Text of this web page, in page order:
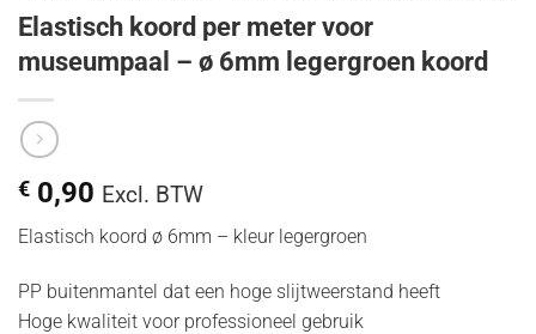
Elastisch koord per meter voor
museumpaal – ø 6mm legergroen koord
€ 0,90 Excl. BTW
Elastisch koord ø 6mm – kleur legergroen
PP buitenmantel dat een hoge slijtweerstand heeft
Hoge kwaliteit voor professioneel gebruik